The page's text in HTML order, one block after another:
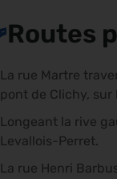
Routes
La rue Martre
pont de Clichy, sur
Longeant la rive
Levallois-Perret.
La rue Henri